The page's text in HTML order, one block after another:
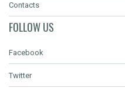
Contacts
FOLLOW US
Facebook
Twitter